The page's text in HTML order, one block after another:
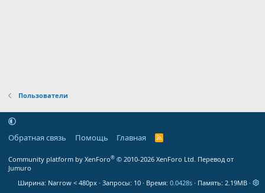
Пользователи
Обратная связь Помощь Главная
R
Community platform by XenForo® © 2010-2026 XenForo Ltd. Перевод от
Jumuro
Ширина
Запросы 10 Время 0.0428s Память 2.19MB